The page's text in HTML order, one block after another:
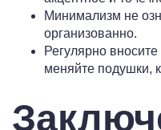
Минимализм не
организованно.
Регулярно
меняйте подушки,